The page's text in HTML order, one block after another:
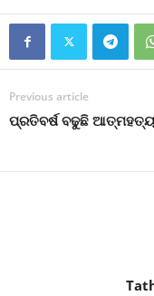
Previous article
ପ୍ରତିବର୍ଷ ବଢୁଛି